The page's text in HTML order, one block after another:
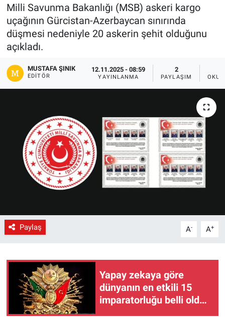
Milli Savunma Bakanlığı (MSB) askeri kargo
uçağının Gürcistan-Azerbaycan sınırında
düşmesi nedeniyle 20 askerin şehit olduğunu
açıkladı.
MUSTAFA ŞINIK
EDITÖR
12.11.2025 - 08:59
YAYINLANMA
2
PAYLAŞIM
Paylaş A- A+
Yapay zekaya göre
dünyanın en etkili 15
imparatorluğu belli oldu:
Genel
Gündem
Kültür-Sanat
Politika
Resmi İlanlar
Sağlık
Spor